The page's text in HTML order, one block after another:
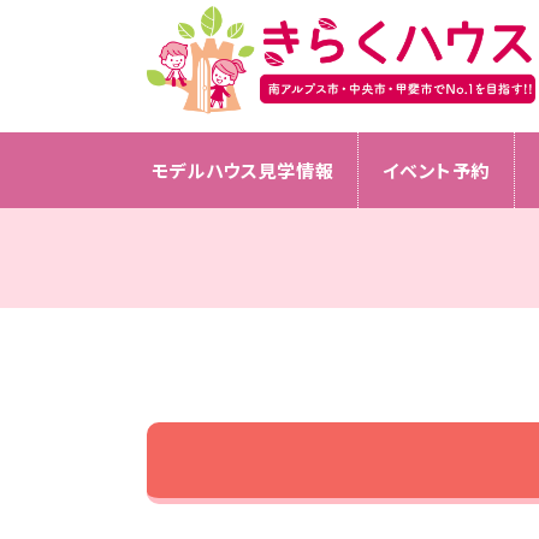
モデルハウス見学情報 イベント予約